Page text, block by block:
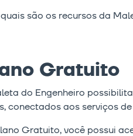
são os recursos da
Gratuito
do Engenheiro
conectados aos serviços
Gratuito, você possui